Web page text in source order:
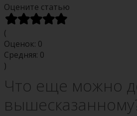
Оцените статью
(
Оценок: 0
Средняя: 0
)
Что еще можно